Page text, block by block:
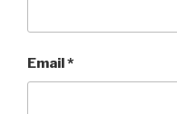
Email*